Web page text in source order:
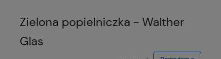
Zielona popielniczka - Walther
Glas